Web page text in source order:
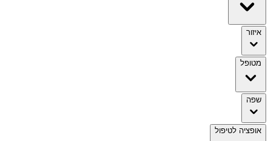
איזור
מטופל
שפה
אופציה לטיפול